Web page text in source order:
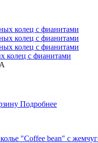
колец с фианитами
Подробнее